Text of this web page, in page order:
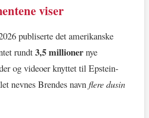
viser
publiserte det amerikanske
rundt 3,5 millioner nye
og videoer knyttet til Epstein-
nevnes Brendes navn flere dusin